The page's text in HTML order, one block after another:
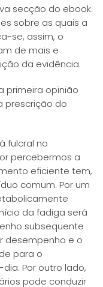
secção do ebook.
sobre as quais a
se, assim, o
de mais e
da evidência.
primeira opinião
prescrição do
fulcral no
percebermos a
eficiente tem,
comum. Por um
da fadiga será
subsequente
desempenho e o
para o
Por outro lado,
pode conduzir